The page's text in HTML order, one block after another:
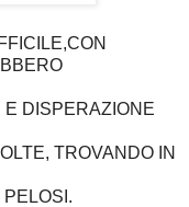
E DISPERAZIONE
TROVANDO IN